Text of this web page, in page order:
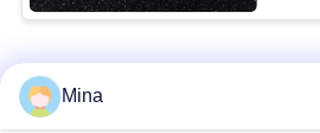
Categorías
Mina